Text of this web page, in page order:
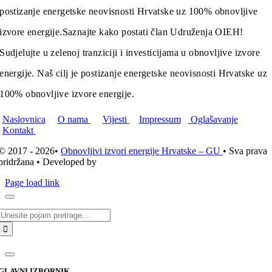
postizanje energetske neovisnosti Hrvatske uz 100% obnovljive
izvore energije.Saznajte kako postati član Udruženja OIEH!
Sudjelujte u zelenoj tranziciji i investicijama u obnovljive izvore
energije. Naš cilj je postizanje energetske neovisnosti Hrvatske uz
100% obnovljive izvore energije.
Naslovnica O nama Vijesti Impressum
Oglašavanje
Kontakt
2017 - 2026•Obnovljivi izvori energije Hrvatske – GU • Sva prava
• Developed by
Page load link